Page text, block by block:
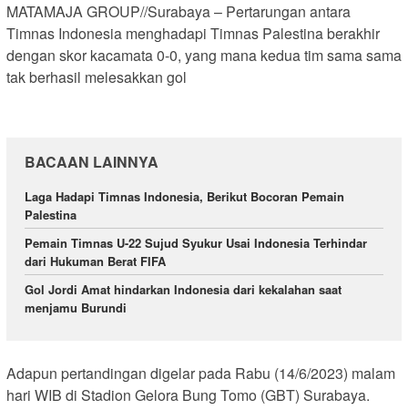
MATAMAJA GROUP//Surabaya – Pertarungan antara
Timnas Indonesia menghadapi Timnas Palestina berakhir
dengan skor kacamata 0-0, yang mana kedua tim sama sama
tak berhasil melesakkan gol
BACAAN LAINNYA
Laga Hadapi Timnas Indonesia, Berikut Bocoran Pemain
Palestina
Pemain Timnas U-22 Sujud Syukur Usai Indonesia Terhindar
dari Hukuman Berat FIFA
Gol Jordi Amat hindarkan Indonesia dari kekalahan saat
menjamu Burundi
Adapun pertandingan digelar pada Rabu (14/6/2023) malam
hari WIB di Stadion Gelora Bung Tomo (GBT) Surabaya.